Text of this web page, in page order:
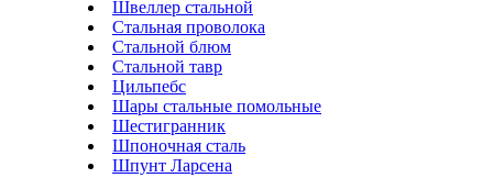
Швеллер стальной
Стальная проволока
Стальной блюм
Стальной тавр
Цильпебс
Шары стальные помольные
Шестигранник
Шпоночная сталь
Шпунт Ларсена